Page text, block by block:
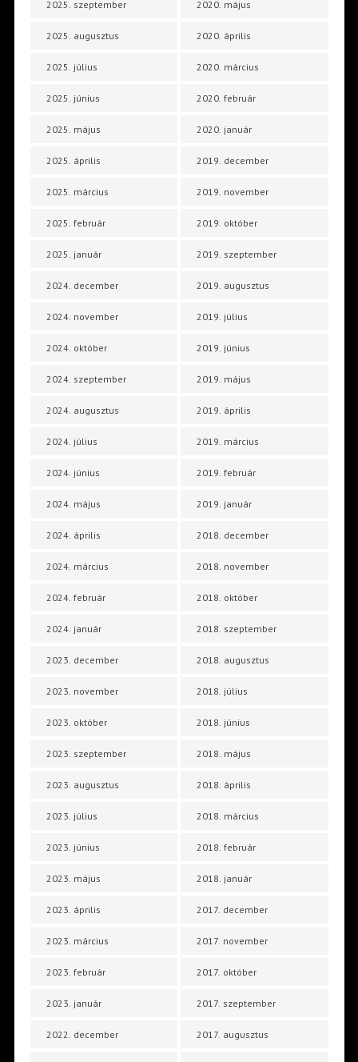
2025. szeptember
2025. augusztus
2025. július
2025. június
2025. május
2025. április
2025. március
2025. február
2025. január
2024. december
2024. november
2024. október
2024. szeptember
2024. augusztus
2024. július
2024. június
2024. május
2024. április
2024. március
2024. február
2024. január
2023. december
2023. november
2023. október
2023. szeptember
2023. augusztus
2023. július
2023. június
2023. május
2023. április
2023. március
2023. február
2023. január
2022. december
2020. május
2020. április
2020. március
2020. február
2020. január
2019. december
2019. november
2019. október
2019. szeptember
2019. augusztus
2019. július
2019. június
2019. május
2019. április
2019. március
2019. február
2019. január
2018. december
2018. november
2018. október
2018. szeptember
2018. augusztus
2018. július
2018. június
2018. május
2018. április
2018. március
2018. február
2018. január
2017. december
2017. november
2017. október
2017. szeptember
2017. augusztus